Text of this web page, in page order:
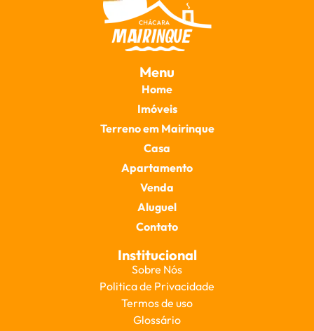
Menu
Home
Imóveis
Terreno em Mairinque
Casa
Apartamento
Venda
Aluguel
Contato
Institucional
Sobre Nós
Politica de Privacidade
Termos de uso
Glossário